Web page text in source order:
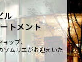
ル
トメント
ップ、
ソムリエがお迎えいた